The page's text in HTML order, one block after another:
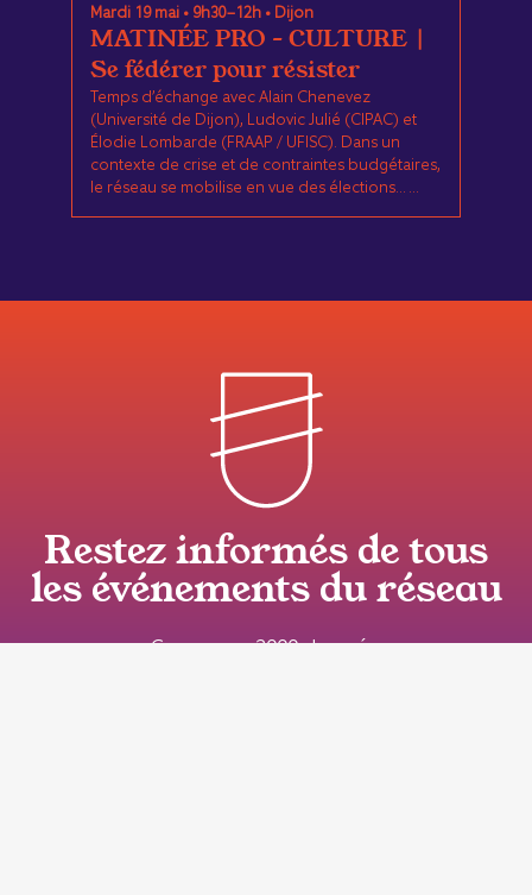
Mardi 19 mai • 9h30–12h • Dijon
MATINÉE PRO – CULTURE |
Se fédérer pour résister
Temps d’échange avec Alain Chenevez
(Université de Dijon), Ludovic Julié (CIPAC) et
Élodie Lombarde (FRAAP / UFISC). Dans un
contexte de crise et de contraintes budgétaires,
le réseau se mobilise en vue des élections... ...
Restez informés de tous
les événements du réseau
Comme nos 2000 abonnés,